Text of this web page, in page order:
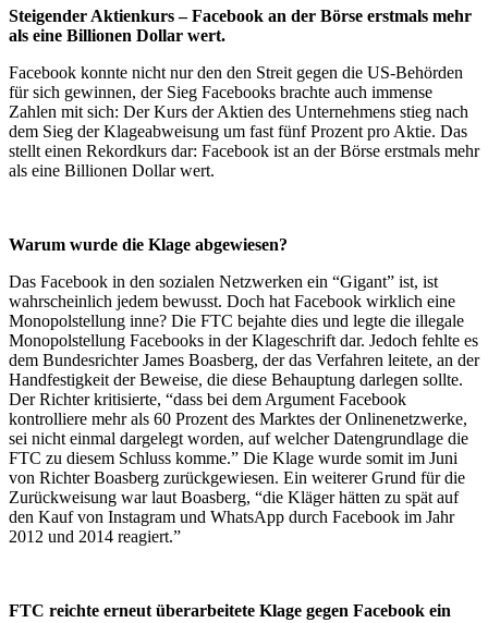
Steigender Aktienkurs – Facebook an der Börse erstmals mehr
als eine Billionen Dollar wert.
Facebook konnte nicht nur den den Streit gegen die US-Behörden
für sich gewinnen, der Sieg Facebooks brachte auch immense
Zahlen mit sich: Der Kurs der Aktien des Unternehmens stieg nach
dem Sieg der Klageabweisung um fast fünf Prozent pro Aktie. Das
stellt einen Rekordkurs dar: Facebook ist an der Börse erstmals mehr
als eine Billionen Dollar wert.
Warum wurde die Klage abgewiesen?
Das Facebook in den sozialen Netzwerken ein “Gigant” ist, ist
wahrscheinlich jedem bewusst. Doch hat Facebook wirklich eine
Monopolstellung inne? Die FTC bejahte dies und legte die illegale
Monopolstellung Facebooks in der Klageschrift dar. Jedoch fehlte es
dem Bundesrichter James Boasberg, der das Verfahren leitete, an der
Handfestigkeit der Beweise, die diese Behauptung darlegen sollte.
Der Richter kritisierte, “dass bei dem Argument Facebook
kontrolliere mehr als 60 Prozent des Marktes der Onlinenetzwerke,
sei nicht einmal dargelegt worden, auf welcher Datengrundlage die
FTC zu diesem Schluss komme.” Die Klage wurde somit im Juni
von Richter Boasberg zurückgewiesen. Ein weiterer Grund für die
Zurückweisung war laut Boasberg, “die Kläger hätten zu spät auf
den Kauf von Instagram und WhatsApp durch Facebook im Jahr
2012 und 2014 reagiert.”
FTC reichte erneut überarbeitete Klage gegen Facebook ein